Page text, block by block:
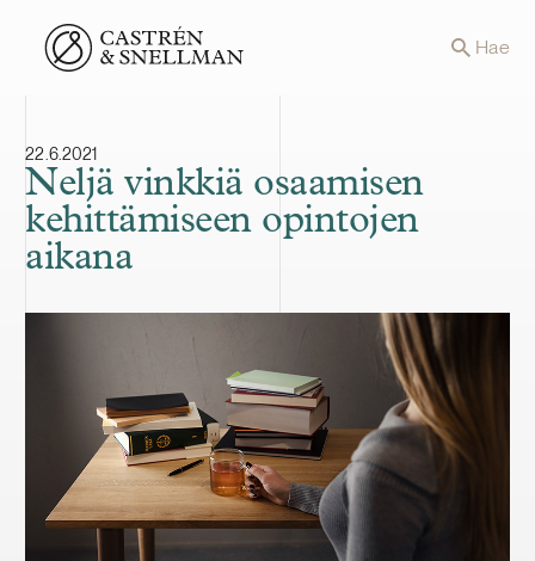
Front page Hae
22.6.2021
Neljä vinkkiä osaamisen
kehittämiseen opintojen
aikana